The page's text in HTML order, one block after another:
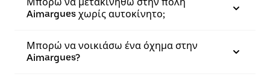
Aimargues χωρίς αυτοκίνητο;
Μπορώ να νοικιάσω ένα όχημα στην
Aimargues?